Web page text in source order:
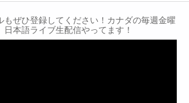
もぜひ登録してください！カナダの毎週金曜
日本語ライブ生配信やってます！